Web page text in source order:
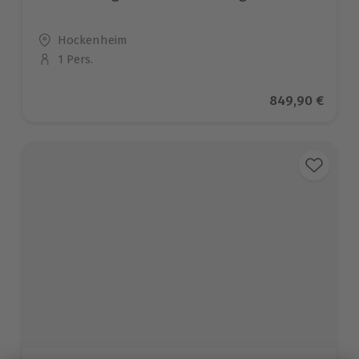
Standort
Hockenheim
Anzahl der Teilnehmer
1 Pers.
Aktueller
849,90 €